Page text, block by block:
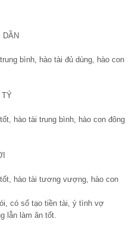
DẦN
bình, hào tài đủ dùng, hào con
hào tài trung bình, hào con đông
hào tài tương vượng, hào con
có số tạo tiền tài, ý tình vợ
lẫn làm ăn tốt.